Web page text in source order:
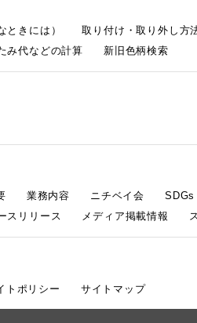
ときには）
取り付け・取り外し方
み代などの計算 新旧色柄検索
業務内容 ニチベイ会
SDGs
スリリース メディア掲載情報
トポリシー サイトマップ